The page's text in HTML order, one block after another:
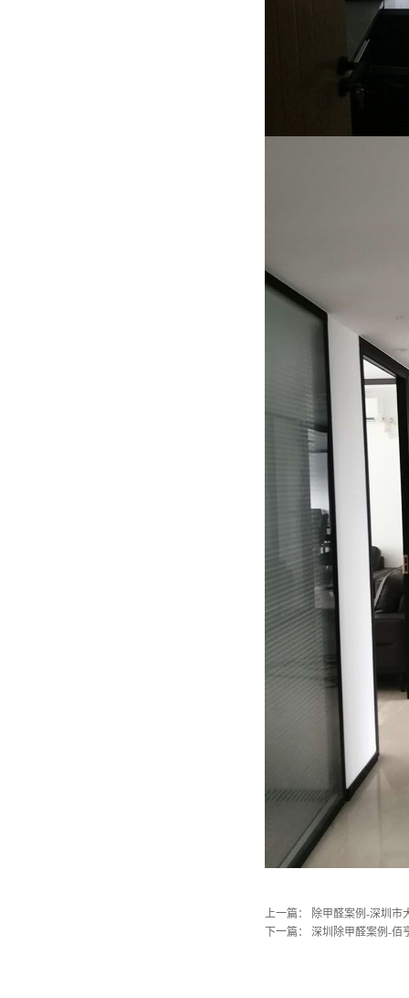
上一篇：
除甲醛案例-深圳市
下一篇： 深圳除甲醛案例-佰